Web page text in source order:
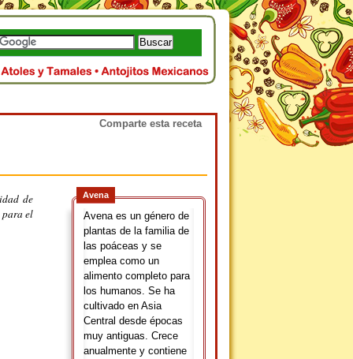
de
para el
Avena
Avena es un género de
plantas de la familia de
las poáceas y se
emplea como un
alimento completo para
los humanos. Se ha
cultivado en Asia
Central desde épocas
muy antiguas. Crece
anualmente y contiene
Comparte esta receta